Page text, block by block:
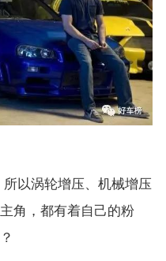
以涡轮增压、机械增压
角，都有着自己的粉